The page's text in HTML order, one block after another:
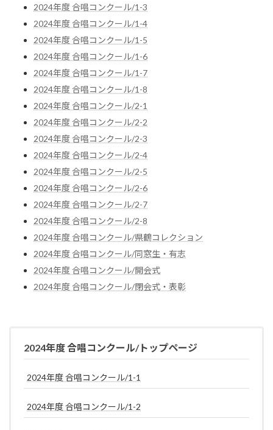
2024年度 合唱コンクール/1-3
2024年度 合唱コンクール/1-4
2024年度 合唱コンクール/1-5
2024年度 合唱コンクール/1-6
2024年度 合唱コンクール/1-7
2024年度 合唱コンクール/1-8
2024年度 合唱コンクール/2-1
2024年度 合唱コンクール/2-2
2024年度 合唱コンクール/2-3
2024年度 合唱コンクール/2-4
2024年度 合唱コンクール/2-5
2024年度 合唱コンクール/2-6
2024年度 合唱コンクール/2-7
2024年度 合唱コンクール/2-8
2024年度 合唱コンクール/県鶴コレクション
2024年度 合唱コンクール/同窓生・有志
2024年度 合唱コンクール/開会式
2024年度 合唱コンクール/閉会式・表彰
2024年度 合唱コンクール/トップページ
2024年度 合唱コンクール/1-1
2024年度 合唱コンクール/1-2